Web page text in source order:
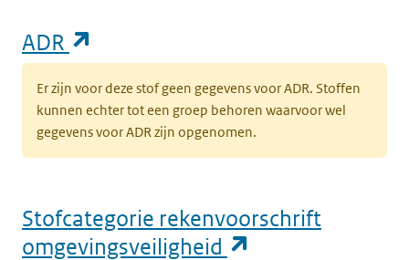
ADR
Er zijn voor deze stof geen gegevens voor ADR. Stoffen
kunnen echter tot een groep behoren waarvoor wel
gegevens voor ADR zijn opgenomen.
Stofcategorie rekenvoorschrift
omgevingsveiligheid